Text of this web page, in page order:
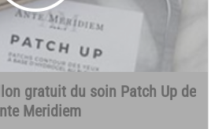
gratuit du soin Patch Up de
Meridiem